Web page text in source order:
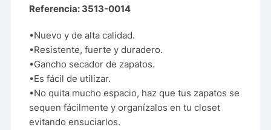
Referencia: 3513-0014
•Nuevo y de alta calidad.
•Resistente, fuerte y duradero.
•Gancho secador de zapatos.
•Es fácil de utilizar.
•No quita mucho espacio, haz que tus zapatos se
sequen fácilmente y organízalos en tu closet
evitando ensuciarlos.